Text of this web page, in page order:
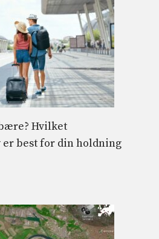
Hvilket
best for din holdning